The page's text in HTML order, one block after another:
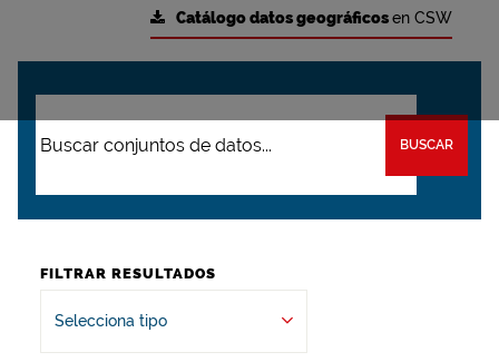
Catálogo datos geográficosen CSW
BUSCAR
FILTRAR RESULTADOS
Selecciona tipo